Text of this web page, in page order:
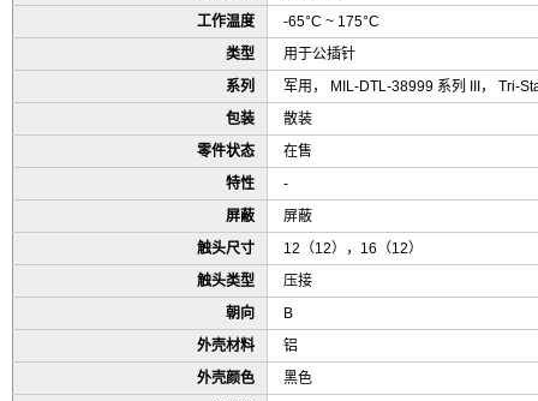
工作温度
-65°C ~ 175°C
类型
用于公插针
系列
军用， MIL-DTL-38999 系列 III， Tri-
包装
散装
零件状态
在售
特性
-
屏蔽
屏蔽
触头尺寸
12（12），16（12）
触头类型
压接
朝向
B
外壳材料
铝
外壳颜色
黑色